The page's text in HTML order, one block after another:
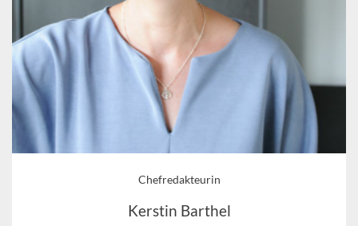
Chefredakteurin
Kerstin Barthel